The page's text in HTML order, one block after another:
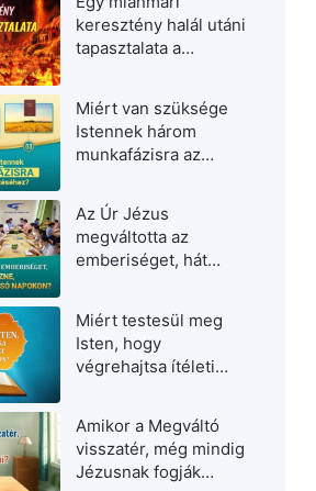
keresztény halál utáni
tapasztalata a
Miért van szüksége
Istennek három
munkafázisra az
megmentéséhez?
Az Úr Jézus
megváltotta az
emberiséget, hát
utolsó napokon?
Miért testesül meg
Isten, hogy
végrehajtsa ítéleti
Amikor a Megváltó
visszatér, még mindig
Jézusnak fogják